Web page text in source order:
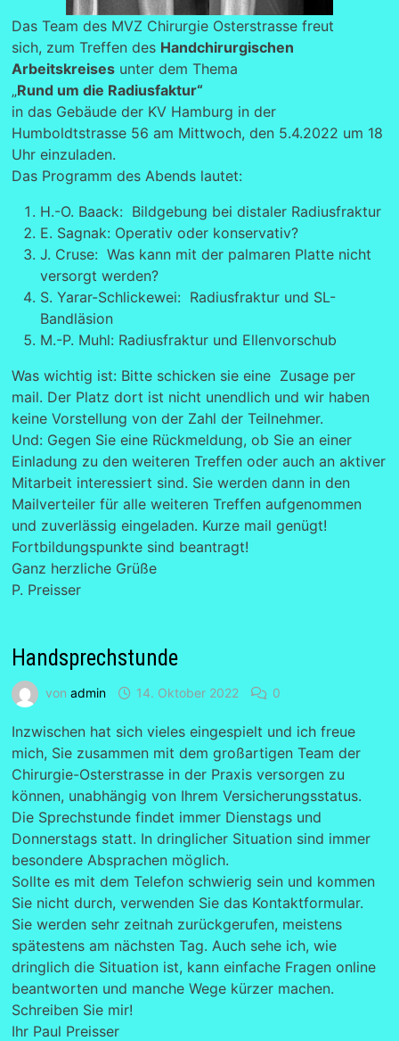
Das Team des MVZ Chirurgie Osterstrasse freut
sich, zum Treffen des Handchirurgischen
Arbeitskreisesunter dem Thema
„Rund um die Radiusfaktur“
in das Gebäude der KV Hamburg in der
Humboldtstrasse 56 am Mittwoch, den 5.4.2022 um 18
Uhr einzuladen.
Das Programm des Abends lautet:
H.-O. Baack: Bildgebung bei distaler Radiusfraktur
E. Sagnak: Operativ oder konservativ?
J. Cruse: Was kann mit der palmaren Platte nicht
versorgt werden?
S. Yarar-Schlickewei: Radiusfraktur und SL-
Bandläsion
M.-P. Muhl: Radiusfraktur und Ellenvorschub
Was wichtig ist: Bitte schicken sie eine Zusage per
mail. Der Platz dort ist nicht unendlich und wir haben
keine Vorstellung von der Zahl der Teilnehmer.
Und: Gegen Sie eine Rückmeldung, ob Sie an einer
Einladung zu den weiteren Treffen oder auch an aktiver
Mitarbeit interessiert sind. Sie werden dann in den
Mailverteiler für alle weiteren Treffen aufgenommen
und zuverlässig eingeladen. Kurze mail genügt!
Fortbildungspunkte sind beantragt!
Ganz herzliche Grüße
P. Preisser
Handsprechstunde
von admin 14. Oktober 2022 0
Inzwischen hat sich vieles eingespielt und ich freue
mich, Sie zusammen mit dem großartigen Team der
Chirurgie-Osterstrasse in der Praxis versorgen zu
können, unabhängig von Ihrem Versicherungsstatus.
Die Sprechstunde findet immer Dienstags und
Donnerstags statt. In dringlicher Situation sind immer
besondere Absprachen möglich.
Sollte es mit dem Telefon schwierig sein und kommen
Sie nicht durch, verwenden Sie das Kontaktformular.
Sie werden sehr zeitnah zurückgerufen, meistens
spätestens am nächsten Tag. Auch sehe ich, wie
dringlich die Situation ist, kann einfache Fragen online
beantworten und manche Wege kürzer machen.
Schreiben Sie mir!
Ihr Paul Preisser